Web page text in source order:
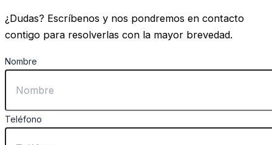
¿Dudas? Escríbenos y nos pondremos en contacto
contigo para resolverlas con la mayor brevedad.
Nombre
Teléfono